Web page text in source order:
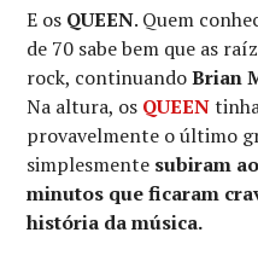
E os QUEEN. Quem
de 70 sabe bem que as
rock, continuandoBrian
Na altura, os QUEEN
provavelmente o último
simplesmente subiram
minutos que ficaram
história da música.